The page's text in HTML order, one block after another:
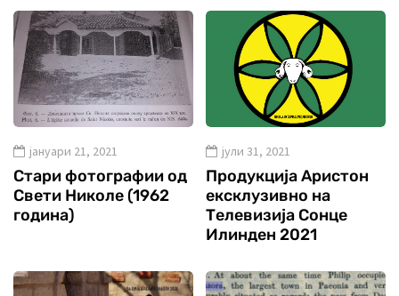
јануари 21, 2021
Стари фотографии од
Свети Николе (1962
година)
јули 31, 2021
Продукција Аристон
ексклузивно на
Телевизија Сонце
Илинден 2021